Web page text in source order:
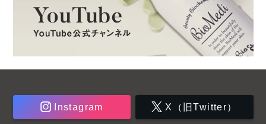
Instagram X（旧Twitter）